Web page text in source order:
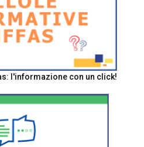
l'informazione con un click!